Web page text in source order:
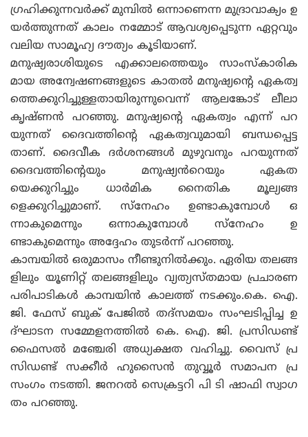
ഗ്രഹിക്കുന്നവർക്ക് മുമ്പിൽ ഒന്നാണെന്ന മുദ്രാവാക്യം ഉ
യർത്തുന്നത് കാലം നമ്മോട് ആവശ്യപ്പെടുന്ന ഏറ്റവും
വലിയ സാമൂഹ്യ ദൗത്യം കൂടിയാണ്.
മനുഷ്യരാശിയുടെ എക്കാലത്തെയും സാംസ്‌കാരിക
മായ അന്വേഷണങ്ങളുടെ കാതൽ മനുഷ്യന്റെ ഏകത്വ
ത്തെക്കുറിച്ചുള്ളതായിരുന്നുവെന്ന് ആലങ്കോട് ലീലാ
കൃഷ്‌ണൻ പറഞ്ഞു. മനുഷ്യൻ്റെ ഏകത്വം എന്ന് പറ
യുന്നത് ദൈവത്തിന്റെ ഏകത്വവുമായി ബന്ധപ്പെട്ട
താണ്. ദൈവീക ദർശനങ്ങൾ മുഴുവനും പറയുന്നത്
ദൈവത്തിന്റെയും മനുഷ്യൻറെയും ഏകത
യെക്കുറിച്ചും ധാർമിക നൈതിക മൂല്യങ്ങ
ളെക്കുറിച്ചുമാണ്. സ്നേഹം ഉണ്ടാകുമ്പോൾ ഒ
ന്നാകുമെന്നും ഒന്നാകുമ്പോൾ സ്നേഹം ഉ
ണ്ടാകുമെന്നും അദ്ദേഹം തുടർന്ന് പറഞ്ഞു.
കാമ്പയിൽ ഒരുമാസം നീണ്ടുനിൽക്കും. ഏരിയ തലങ്ങ
ളിലും യൂണിറ്റ് തലങ്ങളിലും വ്യത്യസ്‌തമായ പ്രചാരണ
പരിപാടികൾ കാമ്പയിൻ കാലത്ത് നടക്കും.കെ. ഐ.
ജി. ഫേസ് ബുക് പേജിൽ തദ്‌സമയം സംഘടിപ്പിച്ച ഉ
ദ്ഘാടന സമ്മേളനത്തിൽ കെ. ഐ. ജി. പ്രസിഡണ്ട്
ഫൈസൽ മഞ്ചേരി അധ്യക്ഷത വഹിച്ചു. വൈസ് പ്ര
സിഡണ്ട് സക്കീർ ഹുസൈൻ തുവ്വൂർ സമാപന പ്ര
സംഗം നടത്തി. ജനറൽ സെക്രട്ടറി പി ടി ഷാഫി സ്വാഗ
തം പറഞ്ഞു.